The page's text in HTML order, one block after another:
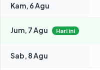
Kam, 6 Agu
Jum, 7 Agu Hari ini
Sab, 8 Agu